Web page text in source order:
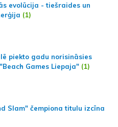
evolūcija - tiešraides un
(1)
piekto gadu norisināsies
Games Liepaja" (1)
Slam" čempiona titulu izcīna